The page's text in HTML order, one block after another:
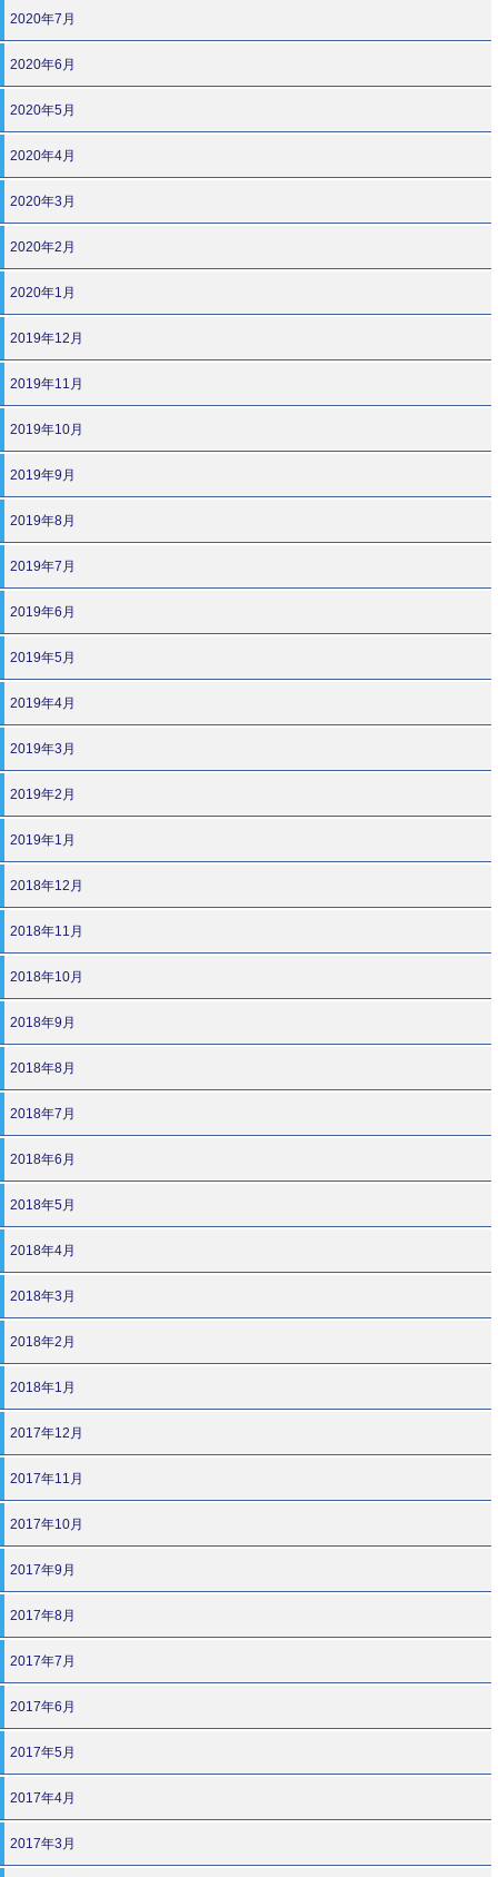
2020年7月
2020年6月
2020年5月
2020年4月
2020年3月
2020年2月
2020年1月
2019年12月
2019年11月
2019年10月
2019年9月
2019年8月
2019年7月
2019年6月
2019年5月
2019年4月
2019年3月
2019年2月
2019年1月
2018年12月
2018年11月
2018年10月
2018年9月
2018年8月
2018年7月
2018年6月
2018年5月
2018年4月
2018年3月
2018年2月
2018年1月
2017年12月
2017年11月
2017年10月
2017年9月
2017年8月
2017年7月
2017年6月
2017年5月
2017年4月
2017年3月